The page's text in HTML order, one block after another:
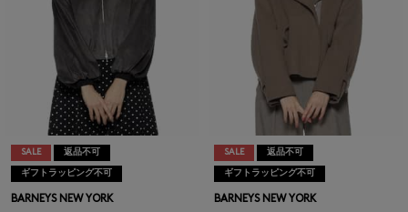
SALE 返品不可
ギフトラッピング不可
BARNEYS NEW YORK
SALE 返品不可
ギフトラッピング不可
BARNEYS NEW YORK